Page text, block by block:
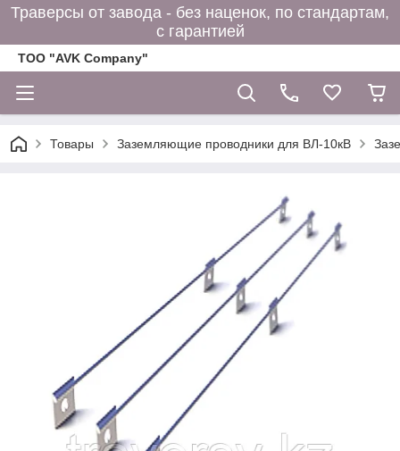
Траверсы от завода - без наценок, по стандартам,
с гарантией
ТОО "AVK Company"
Товары Заземляющие проводники для ВЛ-10кВ